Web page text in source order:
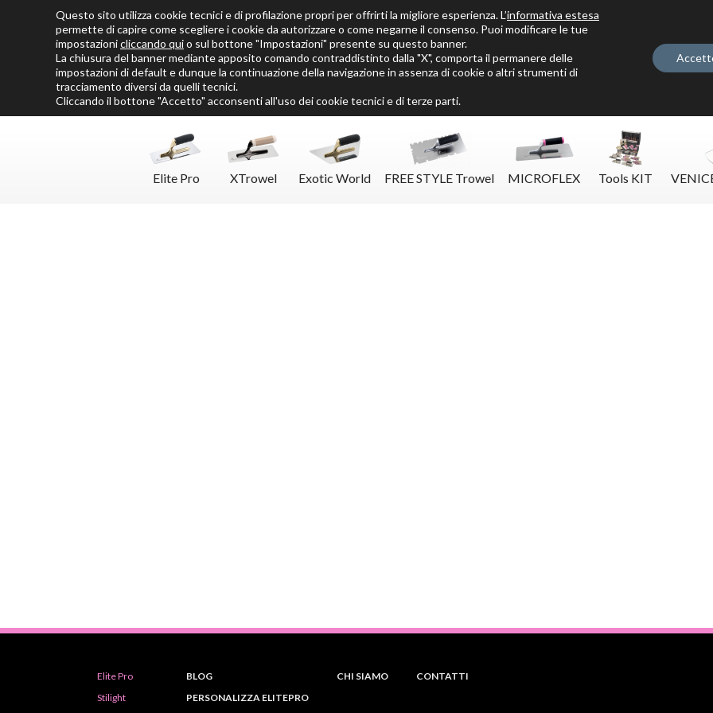
Chi siamo Cataloghi Personalizza SoloMio Flamingo Blog
Solo per veri decoratori
Elite Pro XTrowel Exotic World FREE STYLE Trowel MICROFLEX Tools KIT
Elite Pro
Stilight
BLOG
PERSONALIZZA ELITEPRO
CHI SIAMO CONTATTI
Questo sito utilizza cookie tecnici e di profilazione propri per offrirti la migliore esperienza. L’informativa estesa
permette di capire come scegliere i cookie da autorizzare o come negarne il consenso. Puoi modificare le tue
impostazionicliccando quio sul bottone "Impostazioni" presente su questo banner.
La chiusura del banner mediante apposito comando contraddistinto dalla "X", comporta il permanere delle
impostazioni di default e dunque la continuazione della navigazione in assenza di cookie o altri strumenti di
tracciamento diversi da quelli tecnici.
Cliccando il bottone "Accetto" acconsenti all'uso dei cookie tecnici e di terze parti.